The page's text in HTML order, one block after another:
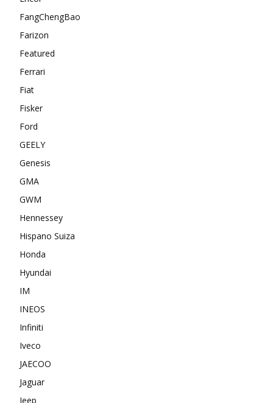
FangChengBao
Farizon
Featured
Ferrari
Fiat
Fisker
Ford
GEELY
Genesis
GMA
GWM
Hennessey
Hispano Suiza
Honda
Hyundai
IM
INEOS
Infiniti
Iveco
JAECOO
Jaguar
Jeep